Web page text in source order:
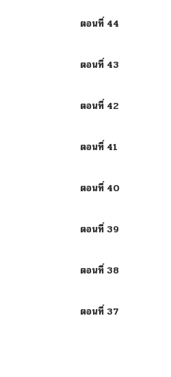
ตอนที่ 44
ตอนที่ 43
ตอนที่ 42
ตอนที่ 41
ตอนที่ 40
ตอนที่ 39
ตอนที่ 38
ตอนที่ 37